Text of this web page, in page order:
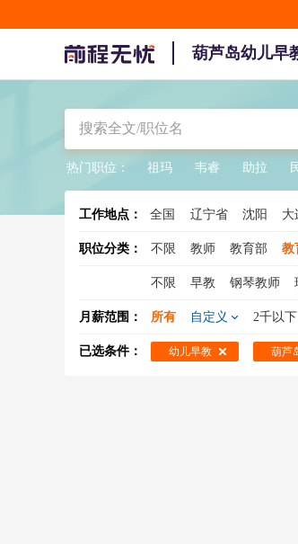
葫芦岛幼儿早
热门职位： 祖玛 韦睿 助拉
工作地点： 全国 辽宁省 沈阳 大
职位分类： 不限 教师 教育部 教
不限 早教 钢琴教师
婴儿早教
古筝老师 吉
月薪范围： 所有 自定义 2千以下
已选条件： 幼儿早教 葫芦